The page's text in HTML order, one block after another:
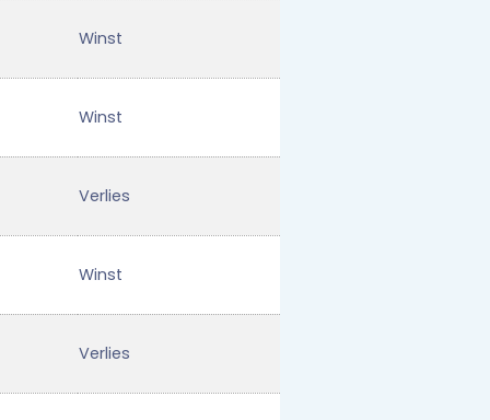
Winst
Winst
Verlies
Winst
Verlies